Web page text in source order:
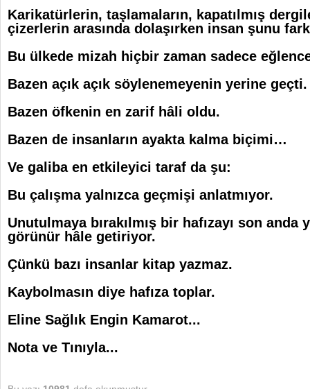
Karikatürlerin, taşlamaların, kapatılmış
çizerlerin arasında dolaşırken insan şunu
Bu ülkede mizah hiçbir zaman sadece
Bazen açık açık söylenemeyenin yerine geçti.
Bazen öfkenin en zarif hâli oldu.
Bazen de insanların ayakta kalma biçimi…
Ve galiba en etkileyici taraf da şu:
Bu çalışma yalnızca geçmişi anlatmıyor.
Unutulmaya bırakılmış bir hafızayı son anda
görünür hâle getiriyor.
Çünkü bazı insanlar kitap yazmaz.
Kaybolmasın diye hafıza toplar.
Eline Sağlık Engin Kamarot...
Nota ve Tınıyla...